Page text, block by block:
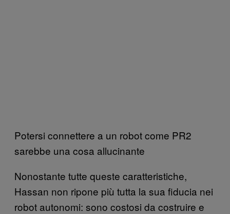
Potersi connettere a un robot come PR2
sarebbe una cosa allucinante
Nonostante tutte queste caratteristiche,
Hassan non ripone più tutta la sua fiducia nei
robot autonomi: sono costosi da costruire e